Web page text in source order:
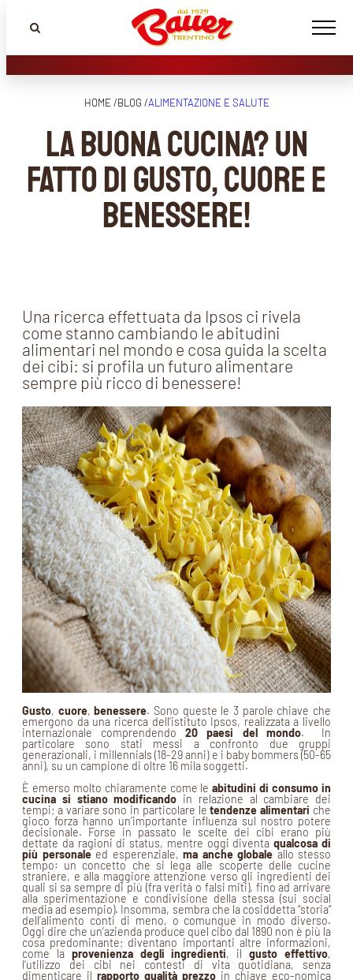
HOME /BLOG /ALIMENTAZIONE E SALUTE
La buona cucina? Un
fatto di gusto, cuore e
benessere!
Una ricerca effettuata da Ipsos ci rivela
come stanno cambiando le abitudini
alimentari nel mondo e cosa guida la scelta
dei cibi: si profila un futuro alimentare
sempre più ricco di benessere!
Gusto, cuore,benessere. Sono queste le 3 parole chiave che
emergono da una ricerca dell’istituto Ipsos, realizzata a livello
internazionale comprendendo20 paesi del mondo. In
particolare sono stati messi a confronto due gruppi
generazionali, i millennials (18-29 anni) e i baby bommers (50-65
anni), su un campione di oltre 16 mila soggetti.
È emerso molto chiaramente come leabitudini di consumo in
cucina si stiano modificando in relazione al cambiare dei
tempi; a variare sono in particolare letendenze alimentari che
gioco forza hanno un’importante influenza sul nostro potere
decisionale. Forse in passato le scelte dei cibi erano più
dettate da ragioni di status, mentre oggi diventaqualcosa di
più personaleed esperenziale, ma anche globale allo stesso
tempo: un concetto che si lega alle scoperte delle cucine
straniere, e alla maggiore attenzione verso gli ingredienti dei
quali si sa sempre di più (fra verità o falsi miti), fino ad arrivare
alla sperimentazione e condivisione della stessa (sui social
media ad esempio). Insomma, sembra che la cosiddetta “storia”
dell’alimento conti di meno, o comunque in modo diverso.
Oggi dire che un’azienda produce quel cibo dal 1890 non è più la
cosa predominante; diventano importanti altre informazioni,
come la provenienza degli ingredienti, ilgusto effettivo,
l’utilizzo dei cibi nei contesti di vita quotidiana, senza
dimenticare il rapporto qualità prezzo in chiave eco-nomica